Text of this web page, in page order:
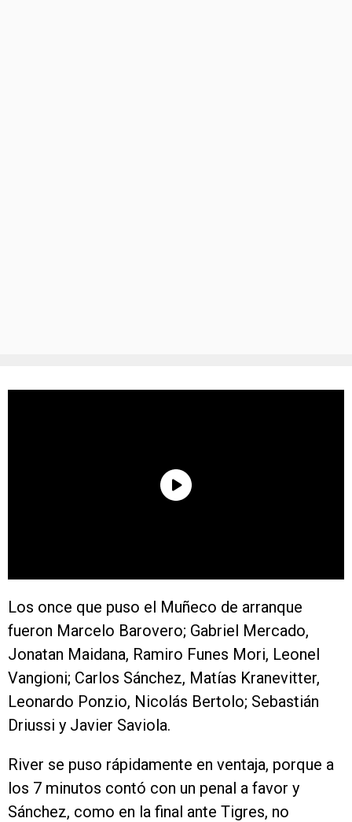
Los once que puso el Muñeco de arranque
fueron Marcelo Barovero; Gabriel Mercado,
Jonatan Maidana, Ramiro Funes Mori, Leonel
Vangioni; Carlos Sánchez, Matías Kranevitter,
Leonardo Ponzio, Nicolás Bertolo; Sebastián
Driussi y Javier Saviola.
River se puso rápidamente en ventaja, porque a
los 7 minutos contó con un penal a favor y
Sánchez, como en la final ante Tigres, no